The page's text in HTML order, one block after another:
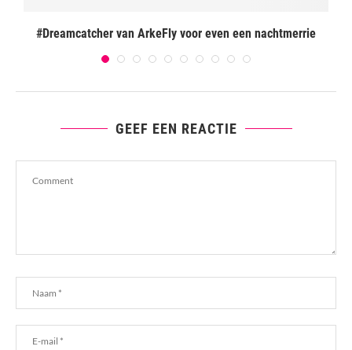
#Dreamcatcher van ArkeFly voor even een nachtmerrie
GEEF EEN REACTIE